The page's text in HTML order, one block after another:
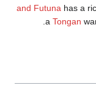
and Futuna has a
a Tongan